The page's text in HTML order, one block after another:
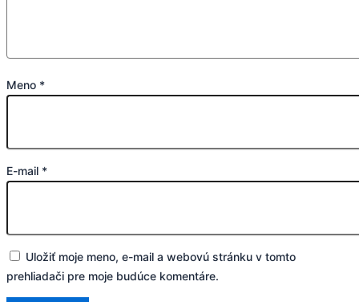
Meno *
E-mail *
Uložiť moje meno, e-mail a webovú stránku v tomto
prehliadači pre moje budúce komentáre.